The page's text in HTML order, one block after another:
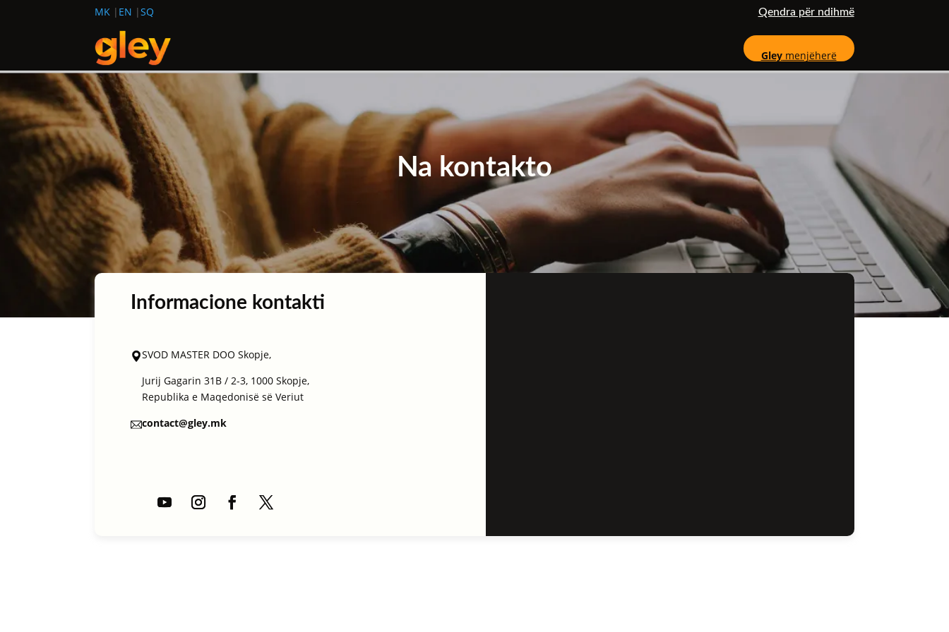
MK EN SQ Qendra për ndihmë
Gleymenjëherë
Na kontakto
Informacione kontakti
SVOD MASTER DOO Skopje,
Jurij Gagarin 31B / 2-3, 1000 Skopje,
Republika e Maqedonisë së Veriut
contact@gley.mk